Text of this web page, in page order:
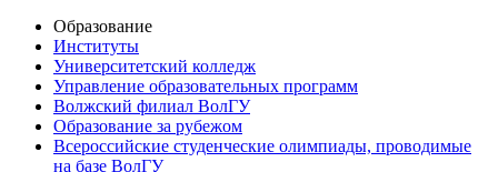
Образование
Институты
Университетский колледж
Управление образовательных программ
Волжский филиал ВолГУ
Образование за рубежом
Всероссийские студенческие олимпиады, проводимые
на базе ВолГУ